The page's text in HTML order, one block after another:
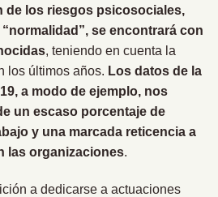
de los riesgos psicosociales,
se encontrará con
, teniendo en cuenta la
los últimos años. Los datos de la
a modo de ejemplo, nos
un escaso porcentaje de
y una marcada reticencia a
las organizaciones.
a dedicarse a actuaciones